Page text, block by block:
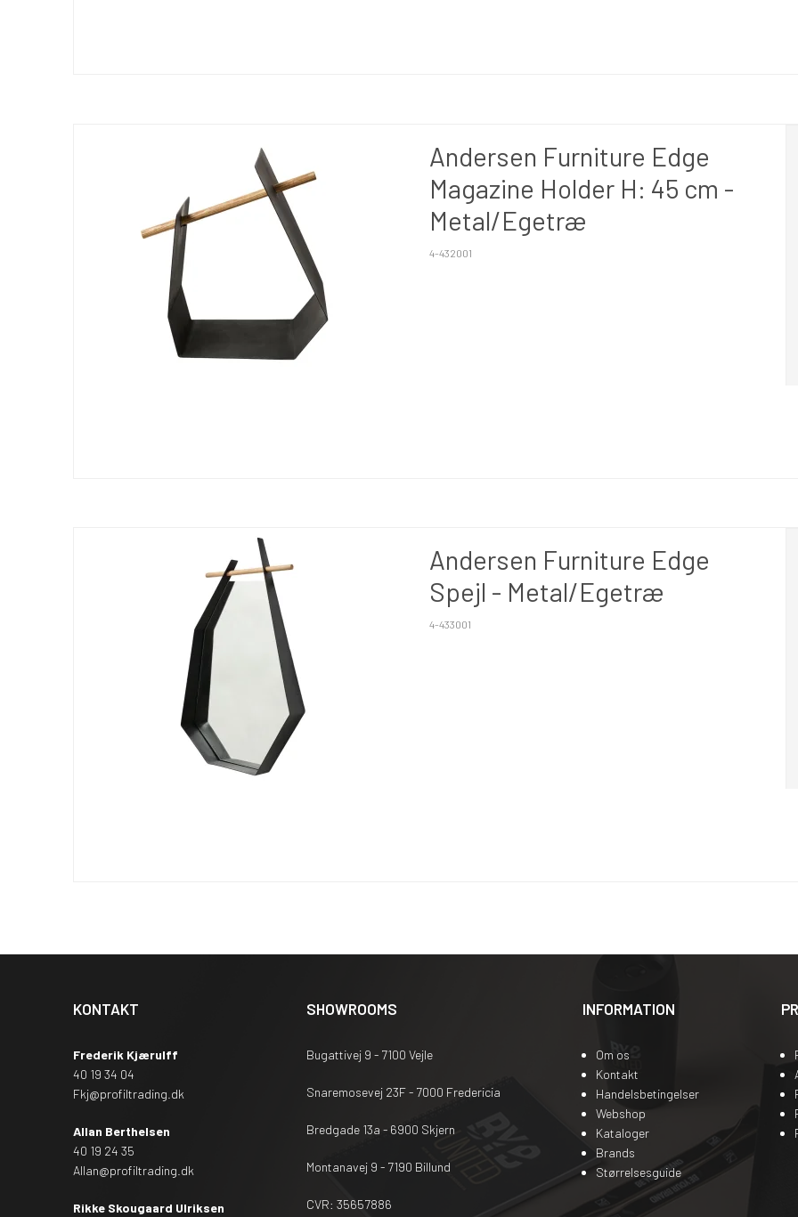
Andersen Furniture Edge
Magazine Holder H: 45 cm -
Metal/Egetræ
4-432001
Andersen Furniture Edge
Spejl - Metal/Egetræ
4-433001
KONTAKT
Frederik Kjærulff
40 19 34 04
Fkj@profiltrading.dk
Allan Berthelsen
40 19 24 35
Allan@profiltrading.dk
Rikke Skougaard Ulriksen
SHOWROOMS
Bugattivej 9 - 7100 Vejle
Snaremosevej 23F - 7000 Fredericia
Bredgade 13a - 6900 Skjern
Montanavej 9 - 7190 Billund
CVR: 35657886
INFORMATION
Om os
Kontakt
Handelsbetingelser
Webshop
Kataloger
Brands
Størrelsesguide